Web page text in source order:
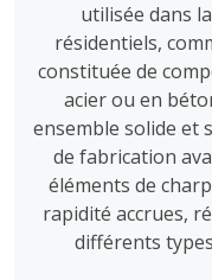
utilisée dans
résidentiels,
constituée de
acier ou en
ensemble solide et
de fabrication
éléments de
rapidité accrues,
différents